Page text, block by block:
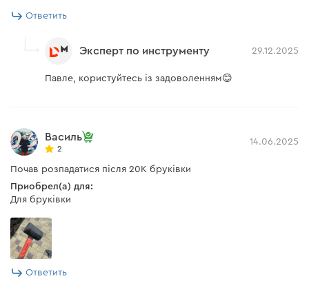
Ответить
Эксперт по инструменту 29.12.2025
Павле, користуйтесь із задоволенням😊
Василь
2
14.06.2025
Почав розпадатися після 20К бруківки
Приобрел(а) для:
Для бруківки
Ответить